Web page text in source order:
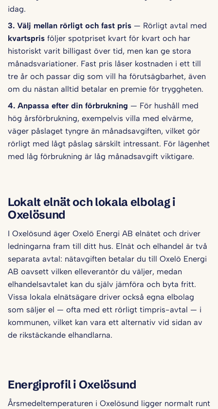
idag.
3. Välj mellan rörligt och fast pris — Rörligt avtal med
kvartspris följer spotpriset kvart för kvart och har
historiskt varit billigast över tid, men kan ge stora
månadsvariationer. Fast pris låser kostnaden i ett till
tre år och passar dig som vill ha förutsägbarhet, även
om du nästan alltid betalar en premie för tryggheten.
4. Anpassa efter din förbrukning — För hushåll med
hög årsförbrukning, exempelvis villa med elvärme,
väger påslaget tyngre än månadsavgiften, vilket gör
rörligt med lågt påslag särskilt intressant. För lägenhet
med låg förbrukning är låg månadsavgift viktigare.
Lokalt elnät och lokala elbolag i
Oxelösund
I Oxelösund äger Oxelö Energi AB elnätet och driver
ledningarna fram till ditt hus. Elnät och elhandel är två
separata avtal: nätavgiften betalar du till Oxelö Energi
AB oavsett vilken elleverantör du väljer, medan
elhandelsavtalet kan du själv jämföra och byta fritt.
Vissa lokala elnätsägare driver också egna elbolag
som säljer el — ofta med ett rörligt timpris-avtal — i
kommunen, vilket kan vara ett alternativ vid sidan av
de rikstäckande elhandlarna.
Energiprofil i Oxelösund
Årsmedeltemperaturen i Oxelösund ligger normalt runt